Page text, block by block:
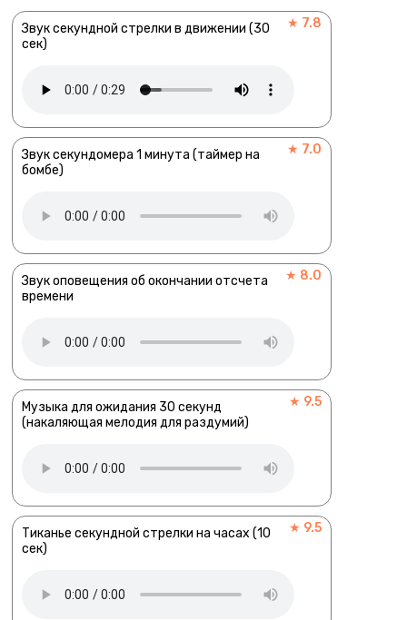
Звук секундной стрелки в движении (30
сек)
★ 7.8
Звук секундомера 1 минута (таймер на
бомбе)
★ 7.0
Звук оповещения об окончании отсчета
времени
★ 8.0
Музыка для ожидания 30 секунд
(накаляющая мелодия для раздумий)
★ 9.5
Тиканье секундной стрелки на часах (10
сек)
★ 9.5